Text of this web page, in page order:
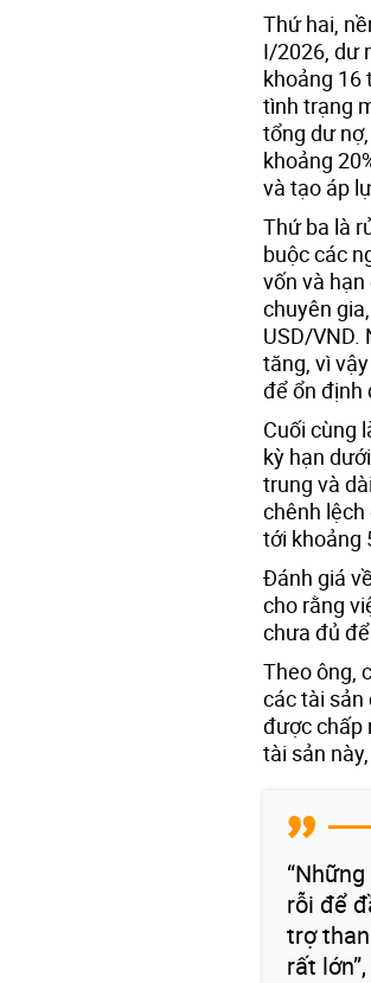
Thứ hai,
I/2026, dư
khoảng 16
tình trạng
tổng dư
khoảng
và tạo áp
Thứ ba là
buộc các
vốn và
chuyên
USD/VND.
tăng, vì
để ổn định
Cuối cùng
kỳ hạn
trung và
chênh
tới khoảng
Đánh giá
cho rằng
chưa đủ
Theo ông,
các tài sản
được chấp
tài sản
rỗi để
trợ
rất